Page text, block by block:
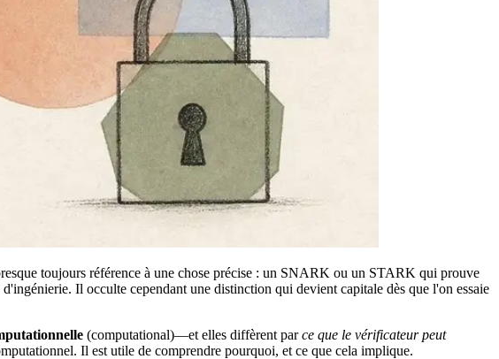
toujours référence à une chose précise : un SNARK ou un STARK qui prouve
Il occulte cependant une distinction qui devient capitale dès que l'on essaie
(computational)—et elles diffèrent parce que le vérificateur peut
Il est utile de comprendre pourquoi, et ce que cela implique.